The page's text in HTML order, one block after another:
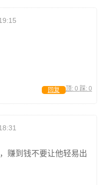
顶: 0 踩: 0
回复
赚到钱不要让他轻易出